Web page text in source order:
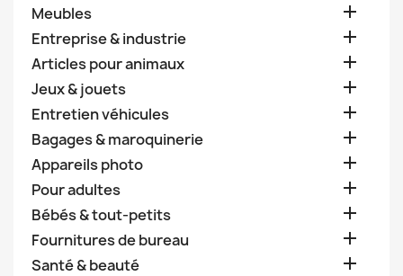
Meubles 
Entreprise & industrie 
Articles pour animaux 
Jeux & jouets 
Entretien véhicules 
Bagages & maroquinerie 
Appareils photo 
Pour adultes 
Bébés & tout-petits 
Fournitures de bureau 
Santé & beauté 